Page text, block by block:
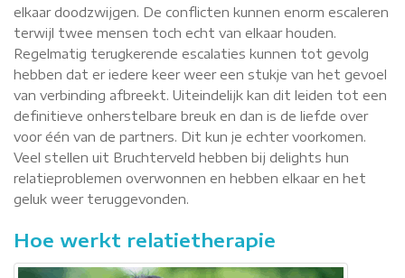
elkaar doodzwijgen. De conflicten kunnen enorm escaleren
terwijl twee mensen toch echt van elkaar houden.
Regelmatig terugkerende escalaties kunnen tot gevolg
hebben dat er iedere keer weer een stukje van het gevoel
van verbinding afbreekt. Uiteindelijk kan dit leiden tot een
definitieve onherstelbare breuk en dan is de liefde over
voor één van de partners. Dit kun je echter voorkomen.
Veel stellen uit Bruchterveld hebben bij delights hun
relatieproblemen overwonnen en hebben elkaar en het
geluk weer teruggevonden.
Hoe werkt relatietherapie